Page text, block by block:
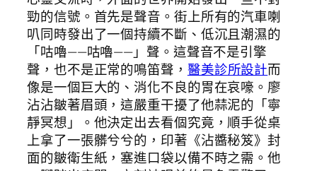
勁的信號。首先是聲音。街上所有的汽車喇
叭同時發出了一個持續不斷、低沉且潮濕的
「咕嚕——咕嚕——」聲。這聲音不是引擎
聲，也不是正常的鳴笛聲， 醫美診所設計而
像是一個巨大的、消化不良的胃在哀嚎。廖
沾沾皺著眉頭，這嚴重干擾了他蒜泥的「寧
靜冥想」。他決定出去看個究竟，順手從桌
上拿了一張髒兮兮的，印著《沾醬秘笈》封
面的皺衛生紙，塞進口袋以備不時之需。他